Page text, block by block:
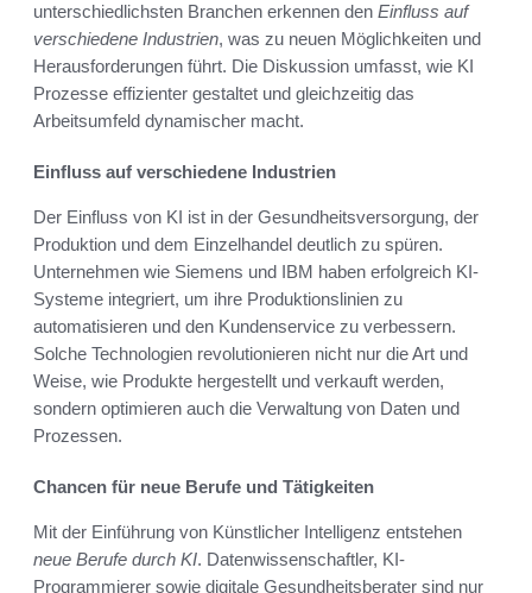
unterschiedlichsten Branchen erkennen den Einfluss auf
verschiedene Industrien, was zu neuen Möglichkeiten und
Herausforderungen führt. Die Diskussion umfasst, wie KI
Prozesse effizienter gestaltet und gleichzeitig das
Arbeitsumfeld dynamischer macht.
Einfluss auf verschiedene Industrien
Der Einfluss von KI ist in der Gesundheitsversorgung, der
Produktion und dem Einzelhandel deutlich zu spüren.
Unternehmen wie Siemens und IBM haben erfolgreich KI-
Systeme integriert, um ihre Produktionslinien zu
automatisieren und den Kundenservice zu verbessern.
Solche Technologien revolutionieren nicht nur die Art und
Weise, wie Produkte hergestellt und verkauft werden,
sondern optimieren auch die Verwaltung von Daten und
Prozessen.
Chancen für neue Berufe und Tätigkeiten
Mit der Einführung von Künstlicher Intelligenz entstehen
neue Berufe durch KI. Datenwissenschaftler, KI-
Programmierer sowie digitale Gesundheitsberater sind nur